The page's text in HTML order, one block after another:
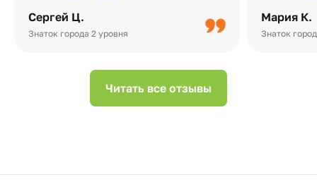
Сергей Ц.
Знаток города 2 уровня
Мария К.
Знаток
видео с
Читать все отзывы